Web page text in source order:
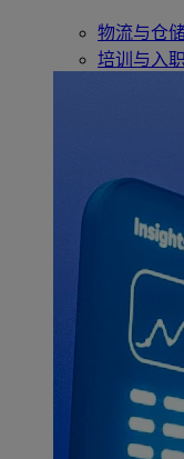
物流与仓
培训与入